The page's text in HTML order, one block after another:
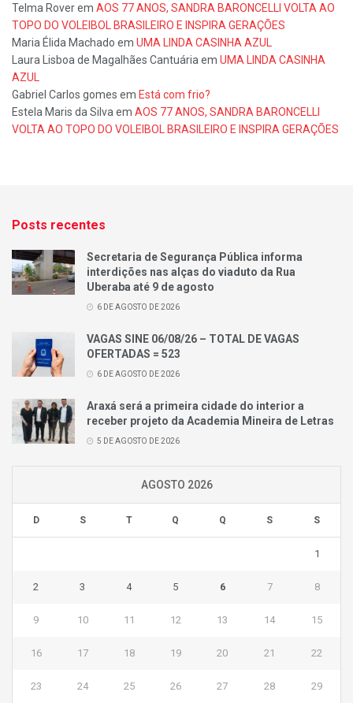
Telma Roverem AOS 77 ANOS, SANDRA BARONCELLI VOLTA AO
TOPO DO VOLEIBOL BRASILEIRO E INSPIRA GERAÇÕES
Maria Élida Machado em UMA LINDA CASINHA AZUL
Laura Lisboa de Magalhães Cantuária em UMA LINDA CASINHA
AZUL
Gabriel Carlos gomes em Está com frio?
Estela Maris da Silva em AOS 77 ANOS, SANDRA BARONCELLI
VOLTA AO TOPO DO VOLEIBOL BRASILEIRO E INSPIRA GERAÇÕES
Posts recentes
Secretaria de Segurança Pública informa
interdições nas alças do viaduto da Rua
Uberaba até 9 de agosto
6 DE AGOSTO DE 2026
VAGAS SINE 06/08/26 – TOTAL DE VAGAS
OFERTADAS = 523
6 DE AGOSTO DE 2026
Araxá será a primeira cidade do interior a
receber projeto da Academia Mineira de Letras
5 DE AGOSTO DE 2026
AGOSTO 2026
D S T Q Q S S
1
2 3 4 5 6 7 8
9 10 11 12 13 14 15
16 17 18 19 20 21 22
23 24 25 26 27 28 29